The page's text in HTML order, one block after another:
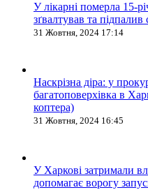
У лікарні померла 15-
зґвалтував та підпалив
31 Жовтня, 2024 17:14
Наскрізна діра: у
багатоповерхівка в
коптера)
31 Жовтня, 2024 16:45
У Харкові затримали
допомагає ворогу